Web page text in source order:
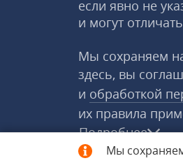
Мы
если явно не
и могут
Мы сохраняем
здесь, вы
и обработкой
их правила
Подробнее